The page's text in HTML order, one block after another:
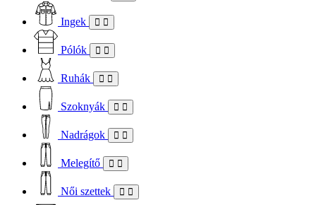
Ingek
Pólók
Ruhák
Szoknyák
Nadrágok
Melegítő
Női szettek